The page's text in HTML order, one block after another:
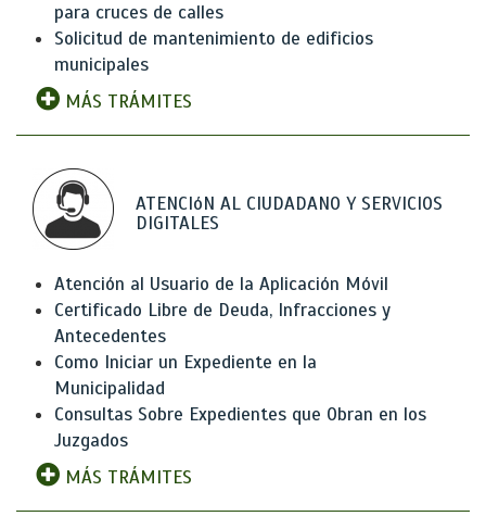
para cruces de calles
Solicitud de mantenimiento de edificios
municipales
MÁS TRÁMITES
ATENCIóN AL CIUDADANO Y SERVICIOS
DIGITALES
Atención al Usuario de la Aplicación Móvil
Certificado Libre de Deuda, Infracciones y
Antecedentes
Como Iniciar un Expediente en la
Municipalidad
Consultas Sobre Expedientes que Obran en los
Juzgados
MÁS TRÁMITES